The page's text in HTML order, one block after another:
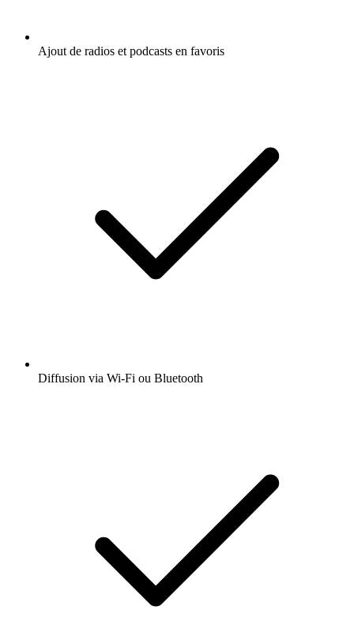
Ajout de radios et podcasts en favoris
Diffusion via Wi-Fi ou Bluetooth